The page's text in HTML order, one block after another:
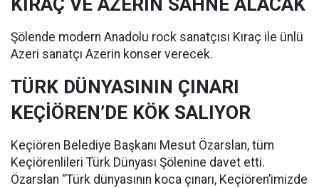
Şölende modern Anadolu rock sanatçısı Kıraç ile ünlü
Azeri sanatçı Azerin konser verecek.
TÜRK DÜNYASININ ÇINARI
KEÇİÖREN’DE KÖK SALIYOR
Keçiören Belediye Başkanı Mesut Özarslan, tüm
Keçiörenlileri Türk Dünyası Şölenine davet etti.
Özarslan “Türk dünyasının koca çınarı, Keçiören’imizde